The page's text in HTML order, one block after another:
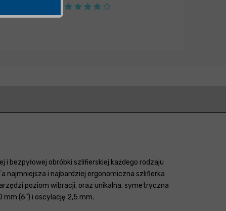
bezpyłowej obróbki szlifierskiej każdego rodzaju
najmniejsza i najbardziej ergonomiczna szlifierka
poziom wibracji, oraz unikalna, symetryczna
mm (6”) i oscylację 2,5 mm.